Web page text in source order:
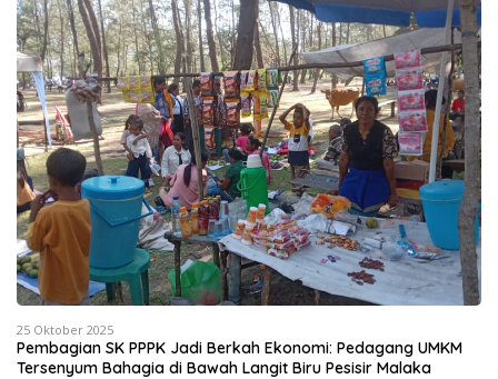
25 Oktober 2025
Pembagian SK PPPK Jadi Berkah Ekonomi: Pedagang UMKM
Tersenyum Bahagia di Bawah Langit Biru Pesisir Malaka